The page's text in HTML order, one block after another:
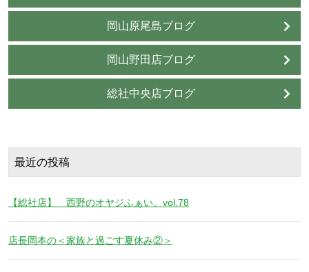
岡山原尾島ブログ
岡山野田店ブログ
総社中央店ブログ
最近の投稿
【総社店】 西野のオヤジふぁい。vol.78
店長岡本の＜家族と過ごす夏休み②＞